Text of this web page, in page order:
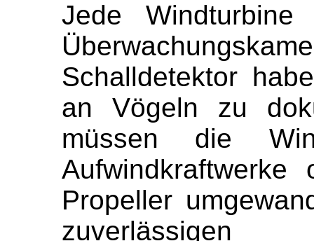
Jede
Schalldetektor
an Vögeln zu
müssen die
Aufwindkraftwerke
Propeller
zuverlässigen